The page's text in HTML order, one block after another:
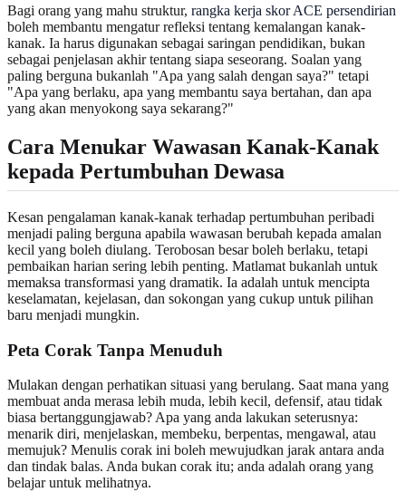
Bagi orang yang mahu struktur, rangka kerja skor ACE persendirian
boleh membantu mengatur refleksi tentang kemalangan kanak-
kanak. Ia harus digunakan sebagai saringan pendidikan, bukan
sebagai penjelasan akhir tentang siapa seseorang. Soalan yang
paling berguna bukanlah "Apa yang salah dengan saya?" tetapi
"Apa yang berlaku, apa yang membantu saya bertahan, dan apa
yang akan menyokong saya sekarang?"
Cara Menukar Wawasan Kanak-Kanak
kepada Pertumbuhan Dewasa
Kesan pengalaman kanak-kanak terhadap pertumbuhan peribadi
menjadi paling berguna apabila wawasan berubah kepada amalan
kecil yang boleh diulang. Terobosan besar boleh berlaku, tetapi
pembaikan harian sering lebih penting. Matlamat bukanlah untuk
memaksa transformasi yang dramatik. Ia adalah untuk mencipta
keselamatan, kejelasan, dan sokongan yang cukup untuk pilihan
baru menjadi mungkin.
Peta Corak Tanpa Menuduh
Mulakan dengan perhatikan situasi yang berulang. Saat mana yang
membuat anda merasa lebih muda, lebih kecil, defensif, atau tidak
biasa bertanggungjawab? Apa yang anda lakukan seterusnya:
menarik diri, menjelaskan, membeku, berpentas, mengawal, atau
memujuk? Menulis corak ini boleh mewujudkan jarak antara anda
dan tindak balas. Anda bukan corak itu; anda adalah orang yang
belajar untuk melihatnya.